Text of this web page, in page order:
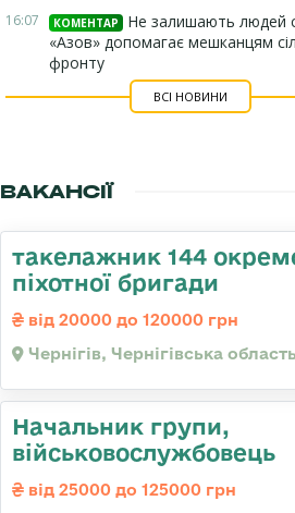
16:07 КОМЕНТАР
Не залишають людей
«Азов» допомагає мешканцям сіл
фронту
ВСІ НОВИНИ
ВАКАНСІЇ
такелажник 144
піхотної бригади
від 20000 до 120000 грн
Чернігів, Чернігівська
Начальник групи,
військовослужбовець
від 25000 до 125000 грн